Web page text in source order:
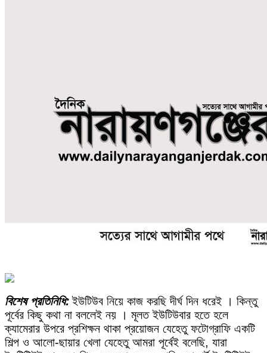
বিশেষ প্রতিনিধি: ইউটিউব নিয়ে কাজ করছি দীর্ঘ দিন ধরেই । কিন্তু
পূর্বের কিছু কথা না বললেই নয় । মূলত ইউটিউবার হতে হলে
ক্যামেরার উপরে প্রশিক্ষন থাকা প্রয়োজন যেহেতু ফটোগ্রাফি একটি
শিল্প ও আলো-ছায়ার খেলা যেহেতু আমরা পূর্বেই বলেছি, যারা